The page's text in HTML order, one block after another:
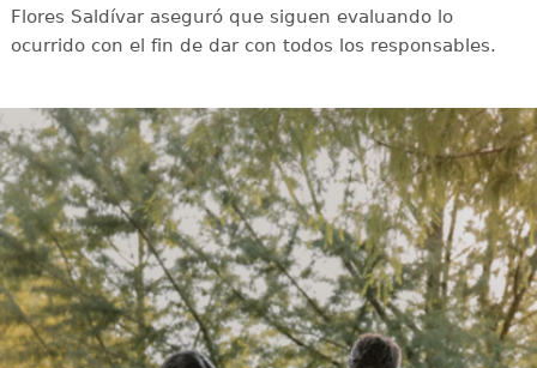
Flores Saldívar aseguró que siguen evaluando lo
ocurrido con el fin de dar con todos los responsables.